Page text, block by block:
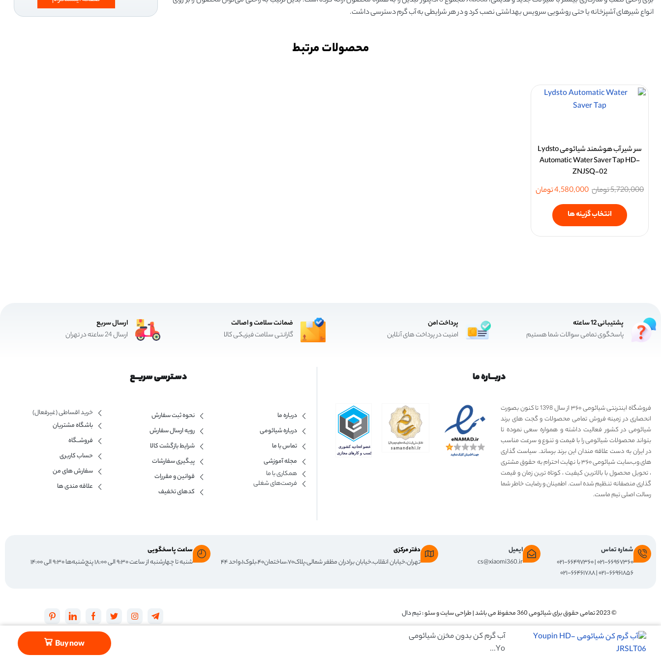
انواع شیرهای آشپزخانه یا حتی روشویی سرویس بهداشتی نصب کرد و در هر شرایطی به آب گرم دسترسی داشت.
محصولات مرتبط
سر شیر آب هوشمند شیائومی Lydsto
Automatic Water Saver Tap HD-
ZNJSQ-02
5,720,000تومان 4,580,000تومان
انتخاب گزینه ها
پشتیبانی 12 ساعته
پاسخگوی تمامی سوالات شما هستیم
پرداخت امن
امنیت در پرداخت های آنلاین
ضمانت سلامت و اصالت
گارانتی سلامت فیزیکی کالا
ارسال سریع
ارسال 24 ساعته در تهران
دربـــاره ما
فروشگاه اینترنتی شیائومی ۳۶۰ از سال 1398 تا کنون بصورت
انحصاری در زمینه فروش تمامی محصولات و گجت های برند
شیائومی در کشور فعالیت داشته و همواره سعی نموده تا
بتواند محصولات شیائومی را با قیمت و تنوع و سرعت مناسب
در ایران به دست علاقه مندان این برند برساند. سیاست گذاری
های وب‌سایت شیائومی ۳۶۰ با نهایت احترام به حقوق مشتری
، تحویل محصول با بالاترین کیفیت ، کوتاه ترین زمان و قیمت
گذاری منصفانه تنظیم شده است. اطمینان و رضایت خاطر شما
رسالت اصلی تیم ماست.
دسـترسی سریــع
درباره ما
درباره شیائومی
تماس با ما
مجله آموزشی
همکاری با ما​
فرصت‌های شغلی
نحوه ثبت سفارش
رویه ارسال سفارش
شرایط بازگشت کالا
پیگیری سفارشات
قوانین و مقررات
کدهای تخفیف
خرید اقساطی (غیرفعال)
باشگاه مشتریان
فروشــگاه
حساب کاربری
سفارش های من
علاقه مندی ها
شماره تماس
۰۲۱-۶۶۹۶۷۳۶۰ | ۰۲۱-۶۶۴۹۷۳۶۰
۰۲۱-۶۶۹۶۱۸۵۶ | ۰۲۱-۶۶۴۶۱۷۸۸
ایمیل
cs@xiaomi360.ir
دفتر مرکزی
تهران،خیابان انقلاب،خیابان برادران مظفر شمالی،پلاک۷۰،ساختمان۴۰،بلوک۱،واحد ۴۴
ساعت پاسخگویی
شنبه تا چهارشنبه از ساعت ۹:۳۰ الی ۱۸:۰۰ پنج‌شنبه‌ها ۹:۳۰ الی ۱۴:۰۰
© 2023 تمامی حقوق برای شیائومی 360 محفوظ می باشد | طراحی سایت و سئو :تیم دال
آب گرم کن بدون مخزن شیائومی
Yo...
Buy now